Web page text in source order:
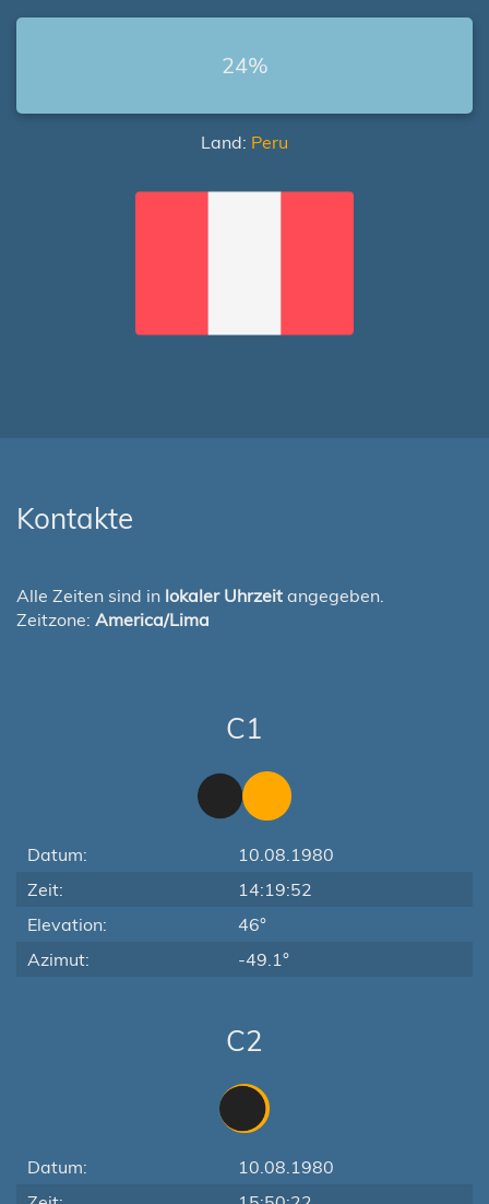
24%
Land: Peru
Kontakte
Alle Zeiten sind in lokaler Uhrzeit angegeben.
Zeitzone: America/Lima
C1
Datum:
10.08.1980
Zeit:
14:19:52
Elevation:
46°
Azimut:
-49.1°
C2
Datum:
10.08.1980